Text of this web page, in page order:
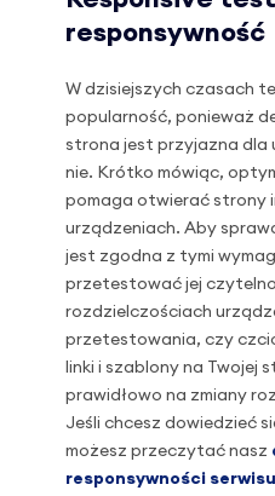
responsywność
W dzisiejszych czasach
popularność, ponieważ
strona jest przyjazna dla
nie. Krótko mówiąc,
pomaga otwierać strony
urządzeniach. Aby
jest zgodna z tymi
przetestować jej
rozdzielczościach
przetestowania, czy
linki i szablony na Twojej
prawidłowo na zmiany
Jeśli chcesz dowiedzieć
możesz przeczytać nasz
responsywności